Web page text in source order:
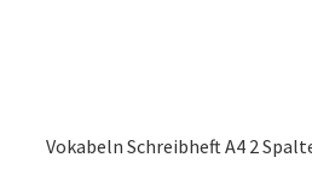
Vokabeln Schreibheft A4 2